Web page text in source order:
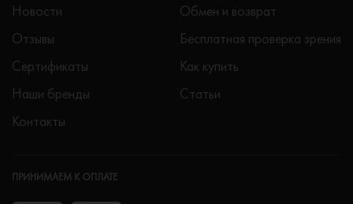
Новости
Отзывы
Сертификаты
Наши бренды
Контакты
Обмен и возврат
Бесплатная проверка зрения
Как купить
Статьи
ПРИНИМАЕМ К ОПЛАТЕ